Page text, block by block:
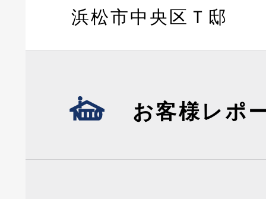
浜松市中央区Ｔ邸
お客様レポ